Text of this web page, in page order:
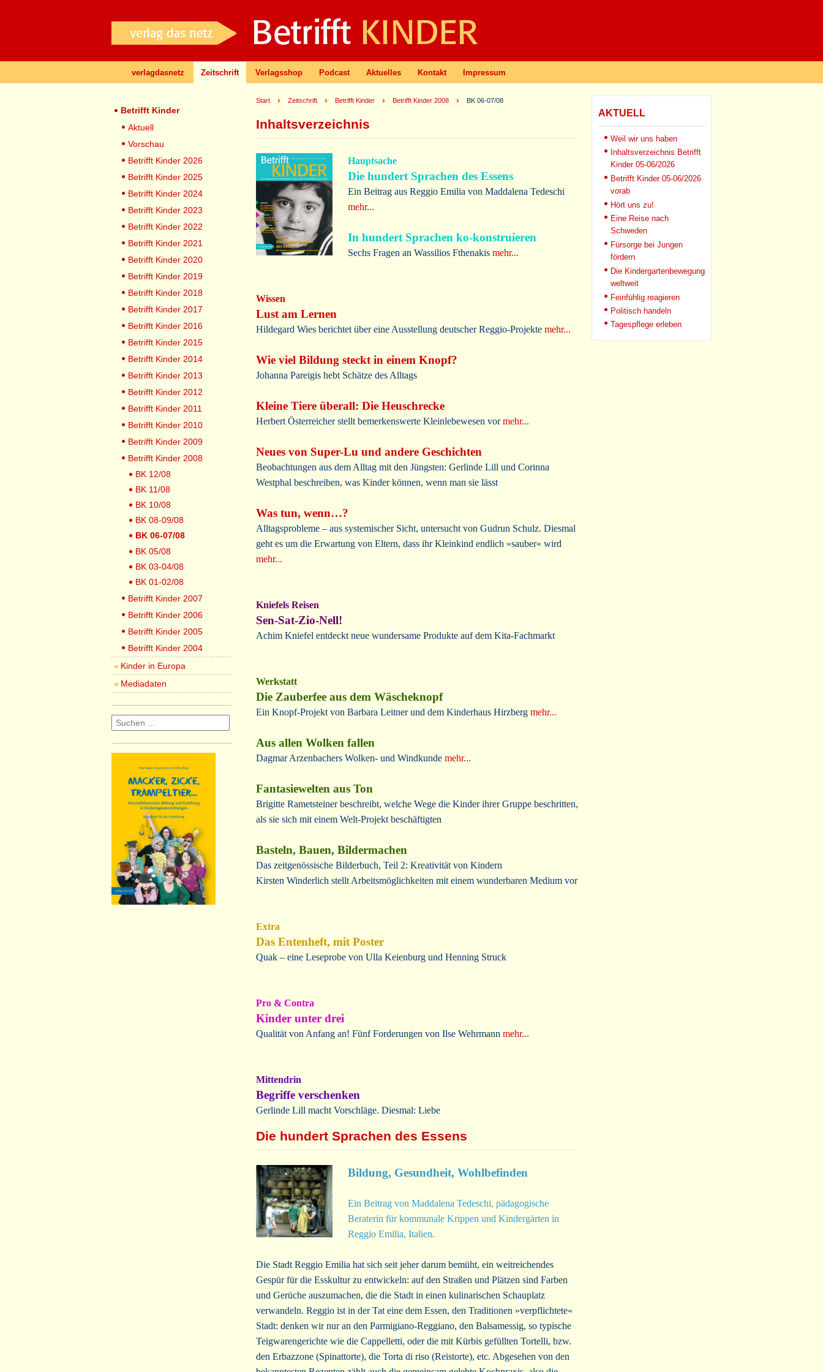
verlagdasnetz Zeitschrift Verlagsshop Podcast Aktuelles Kontakt Impressum
Start Zeitschrift Betrifft Kinder Betrifft Kinder 2008 BK 06-07/08
Inhaltsverzeichnis
Hauptsache
Die hundert Sprachen des Essens
Ein Beitrag aus Reggio Emilia von Maddalena Tedeschi
mehr...
In hundert Sprachen ko-konstruieren
Sechs Fragen an Wassilios Fthenakis mehr...
Wissen
Lust am Lernen
Hildegard Wies berichtet über eine Ausstellung deutscher Reggio-Projekte mehr...
Wie viel Bildung steckt in einem Knopf?
Johanna Pareigis hebt Schätze des Alltags
Kleine Tiere überall: Die Heuschrecke
Herbert Österreicher stellt bemerkenswerte Kleinlebewesen vormehr...
Neues von Super-Lu und andere Geschichten
Beobachtungen aus dem Alltag mit den Jüngsten: Gerlinde Lill und Corinna
Westphal beschreiben, was Kinder können, wenn man sie lässt
Was tun, wenn…?
Alltagsprobleme – aus systemischer Sicht, untersucht von Gudrun Schulz. Diesmal
geht es um die Erwartung von Eltern, dass ihr Kleinkind endlich »sauber« wird
mehr...
Kniefels Reisen
Sen-Sat-Zio-Nell!
Achim Kniefel entdeckt neue wundersame Produkte auf dem Kita-Fachmarkt
Werkstatt
Die Zauberfee aus dem Wäscheknopf
Ein Knopf-Projekt von Barbara Leitner und dem Kinderhaus Hirzberg mehr...
Aus allen Wolken fallen
Dagmar Arzenbachers Wolken- und Windkunde mehr...
Fantasiewelten aus Ton
Brigitte Rametsteiner beschreibt, welche Wege die Kinder ihrer Gruppe beschritten,
als sie sich mit einem Welt-Projekt beschäftigten
Basteln, Bauen, Bildermachen
Das zeitgenössische Bilderbuch, Teil 2: Kreativität von Kindern
Kirsten Winderlich stellt Arbeitsmöglichkeiten mit einem wunderbaren Medium vor
Extra
Das Entenheft, mit Poster
Quak – eine Leseprobe von Ulla Keienburg und Henning Struck
Pro & Contra
Kinder unter drei
Qualität von Anfang an! Fünf Forderungen von Ilse Wehrmann mehr...
Mittendrin
Begriffe verschenken
Gerlinde Lill macht Vorschläge. Diesmal: Liebe
Die hundert Sprachen des Essens
Bildung, Gesundheit, Wohlbefinden
Ein Beitrag von Maddalena Tedeschi, pädagogische
Beraterin für kommunale Krippen und Kindergärten in
Reggio Emilia, Italien.
Die Stadt Reggio Emilia hat sich seit jeher darum bemüht, ein weitreichendes
Gespür für die Esskultur zu entwickeln: auf den Straßen und Plätzen sind Farben
und Gerüche auszumachen, die die Stadt in einen kulinarischen Schauplatz
verwandeln. Reggio ist in der Tat eine dem Essen, den Traditionen »verpflichtete«
Stadt: denken wir nur an den Parmigiano-Reggiano, den Balsamessig, so typische
Teigwarengerichte wie die Cappelletti, oder die mit Kürbis gefüllten Tortelli, bzw.
den Erbazzone (Spinattorte), die Torta di riso (Reistorte), etc. Abgesehen von den
Betrifft Kinder
Aktuell
Vorschau
Betrifft Kinder 2026
Betrifft Kinder 2025
Betrifft Kinder 2024
Betrifft Kinder 2023
Betrifft Kinder 2022
Betrifft Kinder 2021
Betrifft Kinder 2020
Betrifft Kinder 2019
Betrifft Kinder 2018
Betrifft Kinder 2017
Betrifft Kinder 2016
Betrifft Kinder 2015
Betrifft Kinder 2014
Betrifft Kinder 2013
Betrifft Kinder 2012
Betrifft Kinder 2011
Betrifft Kinder 2010
Betrifft Kinder 2009
Betrifft Kinder 2008
BK 12/08
BK 11/08
BK 10/08
BK 08-09/08
BK 06-07/08
BK 05/08
BK 03-04/08
BK 01-02/08
Betrifft Kinder 2007
Betrifft Kinder 2006
Betrifft Kinder 2005
Betrifft Kinder 2004
Kinder in Europa
Mediadaten
AKTUELL
Weil wir uns haben
Inhaltsverzeichnis Betrifft
Kinder 05-06/2026
Betrifft Kinder 05-06/2026
vorab
Hört uns zu!
Eine Reise nach
Schweden
Fürsorge bei Jungen
fördern
Die Kindergartenbewegung
weltweit
Feinfühlig reagieren
Politisch handeln
Tagespflege erleben